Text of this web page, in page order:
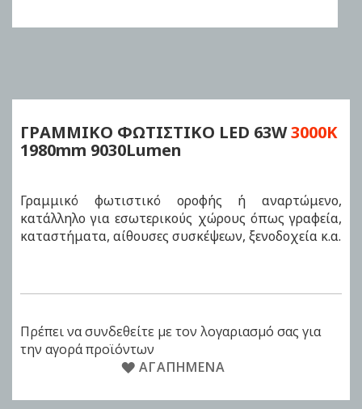
beginning
the
images
ΓΡΑΜΜΙΚΟ ΦΩΤΙΣΤΙΚΟ LED 63W3000K
1980mm 9030Lumen
Γραμμικό φωτιστικό οροφής ή αναρτώμενο,
κατάλληλο για εσωτερικούς χώρους όπως γραφεία,
καταστήματα, αίθουσες συσκέψεων, ξενοδοχεία κ.α.
Πρέπει να συνδεθείτε με τον λογαριασμό σας για
την αγορά προϊόντων
ΑΓΑΠΗΜΈΝΑ